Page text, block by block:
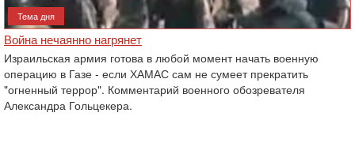
Тема дня
Война нечаянно нагрянет
Израильская армия готова в любой момент начать военную
операцию в Газе - если ХАМАС сам не сумеет прекратить
"огненный террор". ‎Комментарий военного обозревателя
Александра Гольцекера.‎